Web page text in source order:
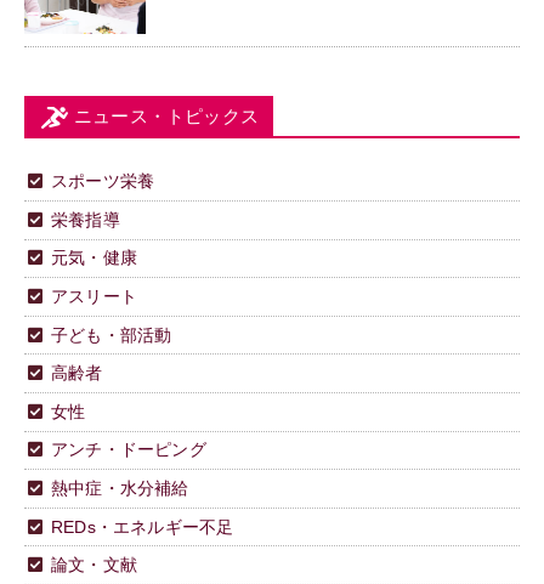
ニュース・トピックス
スポーツ栄養
栄養指導
元気・健康
アスリート
子ども・部活動
高齢者
女性
アンチ・ドーピング
熱中症・水分補給
REDs・エネルギー不足
論文・文献